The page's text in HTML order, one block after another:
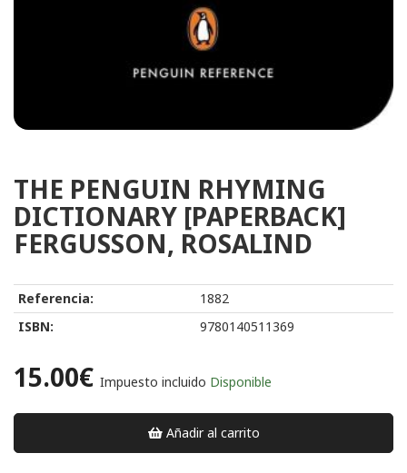
THE PENGUIN RHYMING
DICTIONARY [PAPERBACK]
FERGUSSON, ROSALIND
Referencia:
1882
ISBN:
9780140511369
15.00€ Impuesto incluido Disponible
Añadir al carrito